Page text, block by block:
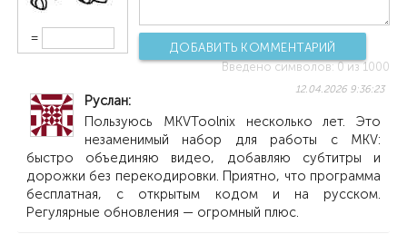
=
ДОБАВИТЬ КОММЕНТАРИЙ
Введено символов:0из 1000
Руслан
12.04.2026 9:36:23
Пользуюсь MKVToolnix несколько лет. Это
незаменимый набор для работы с MKV:
быстро объединяю видео, добавляю субтитры и
дорожки без перекодировки. Приятно, что программа
бесплатная, с открытым кодом и на русском.
Регулярные обновления — огромный плюс.